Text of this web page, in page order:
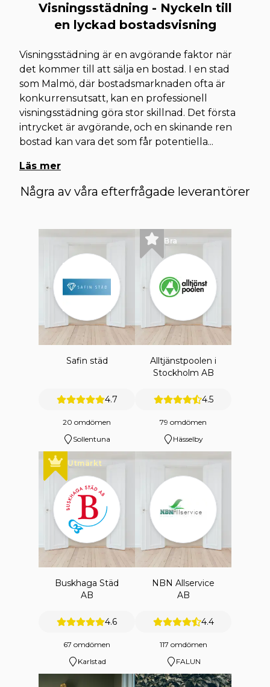
Visningsstädning - Nyckeln till
en lyckad bostadsvisning
Visningsstädning är en avgörande faktor när
det kommer till att sälja en bostad. I en stad
som Malmö, där bostadsmarknaden ofta är
konkurrensutsatt, kan en professionell
visningsstädning göra stor skillnad. Det första
intrycket är avgörande, och en skinande ren
bostad kan vara det som får potentiella...
Läs mer
Några av våra efterfrågade leverantörer
Safin städ
4.7
20 omdömen
Sollentuna
Bra
Alltjänstpoolen i
Stockholm AB
4.5
79 omdömen
Hässelby
Utmärkt
Buskhaga Städ
AB
4.6
67 omdömen
Karlstad
NBN Allservice
AB
4.4
117 omdömen
FALUN